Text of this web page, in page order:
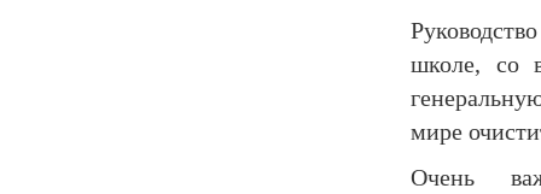
школе, со
мире
Очень